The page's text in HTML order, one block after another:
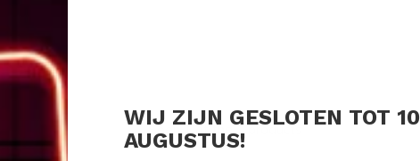
WIJ ZIJN GESLOTEN TOT 10
AUGUSTUS!
Seen 1 of the 1 products